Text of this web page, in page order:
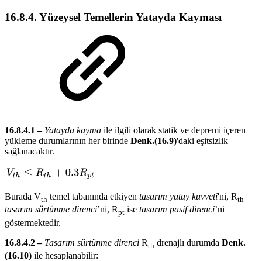
16.8.4. Yüzeysel Temellerin Yatayda Kayması
16.8.4.1 – Yatayda kayma ile ilgili olarak statik ve depremi içeren
yükleme durumlarının her birinde Denk.(16.9)'daki eşitsizlik
sağlanacaktır.
Burada Vth temel tabanında etkiyen tasarım yatay kuvveti'ni, Rth
tasarım sürtünme direnci’ni, Rpt ise tasarım pasif direnci’ni
göstermektedir.
16.8.4.2 – Tasarım sürtünme direnci Rth drenajlı durumda Denk.
(16.10) ile hesaplanabilir: